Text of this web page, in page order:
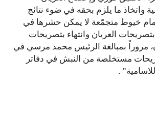
واتخاذ ما يلزم بحقه في ضوء نتائج
أمام خيوط متجمّعة لا يمكن حشرها في
العريان وانتهاء بتصريحات
مروراً بمبالغة الرئيس محمد مرسي في
مستخلصة من النبش في دفاتر
.